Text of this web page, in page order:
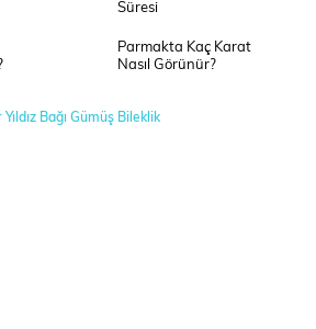
Süresi
Parmakta Kaç Karat
Nasıl Görünür?
Bağı Gümüş Bileklik